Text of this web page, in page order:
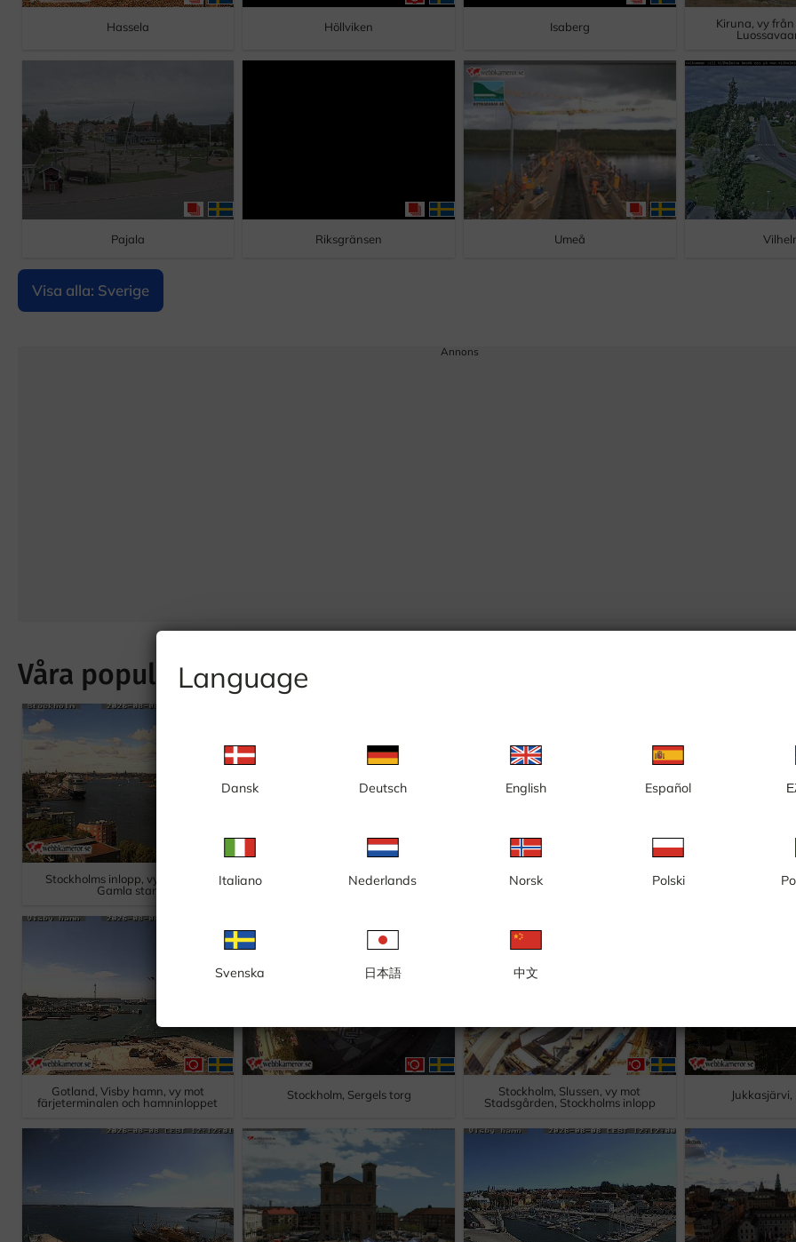
Language
Dansk Deutsch English Español
Italiano Nederlands Norsk Polski
Svenska 日本語 中文
Hassela Höllviken Isaberg
Kiruna, vy
Pajala Riksgränsen Umeå
Visa alla: Sverige
Annons
Våra populäraste webbkameror
Stockholms inlopp, vy västerut,
Gamla stan
Stockholm, Stureplan
Stockholm, Slussen, vy mot Gamla
Gotland, Stora
Gotland, Visby hamn, vy mot
färjeterminalen och hamninloppet
Stockholm, Sergels torg
Stockholm, Slussen, vy mot
Stadsgården, Stockholms inlopp
Jukkasjärvi,